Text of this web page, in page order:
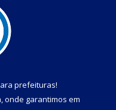
prefeituras!
onde garantimos em